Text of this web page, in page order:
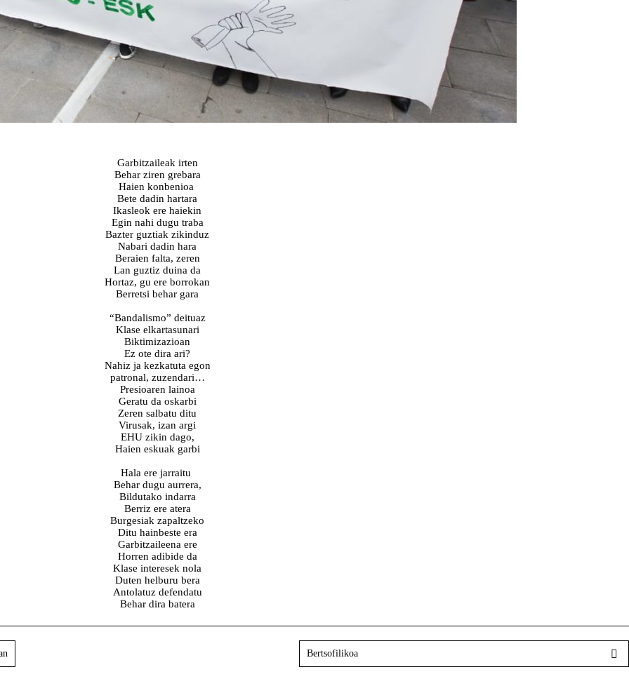
Garbitzaileak irten
Behar ziren grebara
Haien konbenioa
Bete dadin hartara
Ikasleok ere haiekin
Egin nahi dugu traba
Bazter guztiak zikinduz
Nabari dadin hara
Beraien falta, zeren
Lan guztiz duina da
Hortaz, gu ere borrokan
Berretsi behar gara
“Bandalismo” deituaz
Klase elkartasunari
Biktimizazioan
Ez ote dira ari?
Nahiz ja kezkatuta egon
patronal, zuzendari…
Presioaren lainoa
Geratu da oskarbi
Zeren salbatu ditu
Virusak, izan argi
EHU zikin dago,
Haien eskuak garbi
Hala ere jarraitu
Behar dugu aurrera,
Bildutako indarra
Berriz ere atera
Burgesiak zapaltzeko
Ditu hainbeste era
Garbitzaileena ere
Horren adibide da
Klase interesek nola
Duten helburu bera
Antolatuz defendatu
Behar dira batera
Bertsofilikoa